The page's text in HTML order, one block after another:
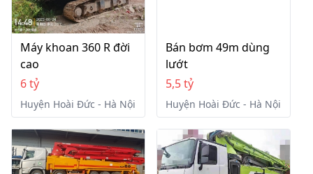
Máy khoan 360 R đời
cao
6 tỷ
Huyện Hoài Đức - Hà Nội
Bán bơm 49m dùng
lướt
5,5 tỷ
Huyện Hoài Đức - Hà Nội